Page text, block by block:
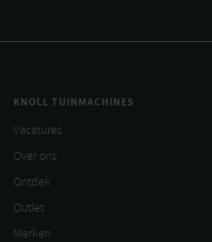
KNOLL TUINMACHINES
Vacatures
Over ons
Ontdek
Outlet
Merken